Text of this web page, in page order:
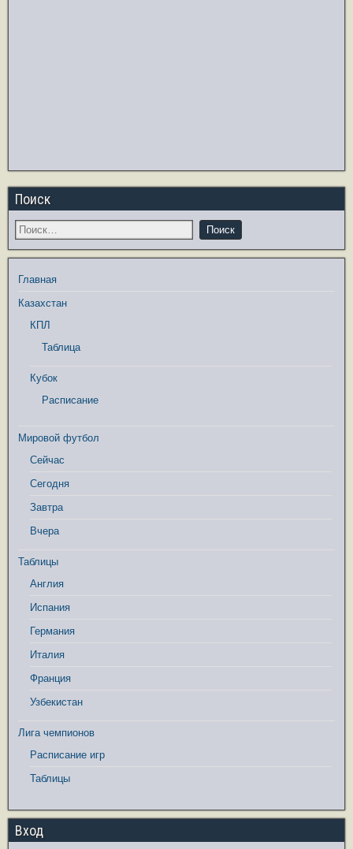
Поиск
Главная
Казахстан
КПЛ
Таблица
Кубок
Расписание
Мировой футбол
Сейчас
Сегодня
Завтра
Вчера
Таблицы
Англия
Испания
Германия
Италия
Франция
Узбекистан
Лига чемпионов
Расписание игр
Таблицы
Вход